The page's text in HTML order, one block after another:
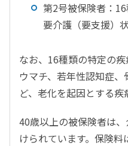
第2号被保険者：
要介護（要支援）
なお、16種類の特定の
ウマチ、若年性認知症
ど、老化を起因とする疾
40歳以上の被保険者は
けられています。保険